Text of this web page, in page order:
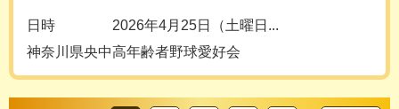
日時 2026年4月25日（土曜日...
神奈川県央中高年齢者野球愛好会